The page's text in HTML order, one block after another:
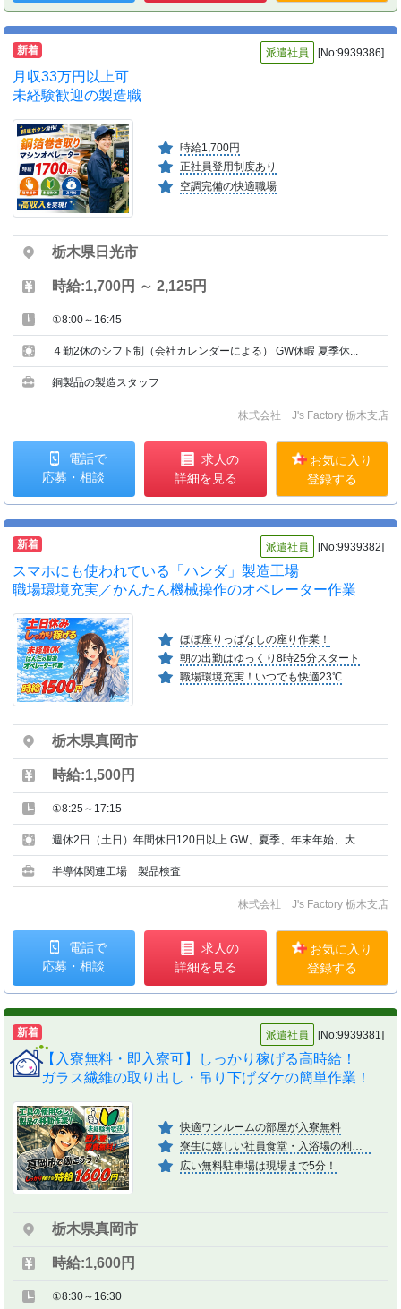
新着 派遣社員 [No:9939386]
月収33万円以上可
未経験歓迎の製造職
時給1,700円
正社員登用制度あり
空調完備の快適職場
栃木県日光市
時給:1,700円 ～ 2,125円
①8:00～16:45
４勤2休のシフト制（会社カレンダーによる） GW休暇 夏季休...
銅製品の製造スタッフ
株式会社 J's Factory 栃木支店
電話で
応募・相談
求人の
詳細を見る
お気に入り
登録する
新着 派遣社員 [No:9939382]
スマホにも使われている「ハンダ」製造工場
職場環境充実／かんたん機械操作のオペレーター作業
ほぼ座りっぱなしの座り作業！
朝の出勤はゆっくり8時25分スタート
職場環境充実！いつでも快適23℃
栃木県真岡市
時給:1,500円
①8:25～17:15
週休2日（土日）年間休日120日以上 GW、夏季、年末年始、大...
半導体関連工場 製品検査
株式会社 J's Factory 栃木支店
電話で
応募・相談
求人の
詳細を見る
お気に入り
登録する
新着 派遣社員 [No:9939381]
【入寮無料・即入寮可】しっかり稼げる高時給！
ガラス繊維の取り出し・吊り下げダケの簡単作業！
快適ワンルームの部屋が入寮無料
寮生に嬉しい社員食堂・入浴場の利用可
広い無料駐車場は現場まで5分！
栃木県真岡市
時給:1,600円
①8:30～16:30